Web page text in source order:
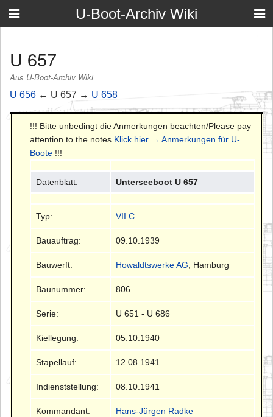
U-Boot-Archiv Wiki
U 657
Aus U-Boot-Archiv Wiki
U 656 ← U 657 → U 658
!!! Bitte unbedingt die Anmerkungen beachten/Please pay
attention to the notes Klick hier → Anmerkungen für U-
Boote !!!
Datenblatt: Unterseeboot U 657
Typ: VII C
Bauauftrag: 09.10.1939
Bauwerft: Howaldtswerke AG , Hamburg
Baunummer: 806
Serie: U 651 - U 686
Kiellegung: 05.10.1940
Stapellauf: 12.08.1941
Indienststellung: 08.10.1941
Kommandant: Hans-Jürgen Radke